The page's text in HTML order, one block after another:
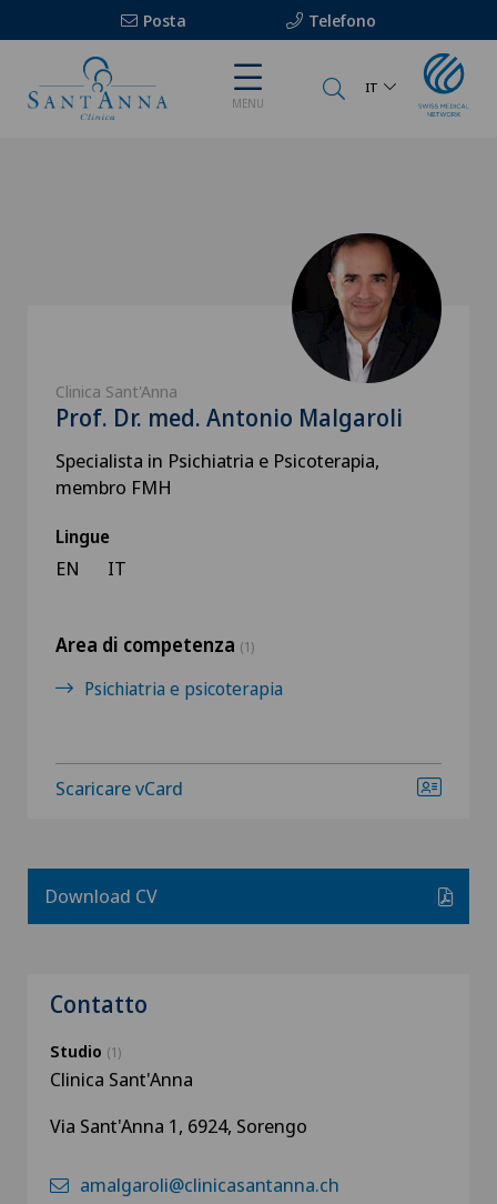
Posta Telefono
MENU
IT
Clinica Sant'Anna
Prof. Dr. med. Antonio Malgaroli
Specialista in Psichiatria e Psicoterapia,
membro FMH
Lingue
EN IT
Area di competenza (1)
Psichiatria e psicoterapia
Scaricare vCard
Download CV
Contatto
Studio (1)
Clinica Sant'Anna
Via Sant'Anna 1, 6924, Sorengo
amalgaroli@clinicasantanna.ch